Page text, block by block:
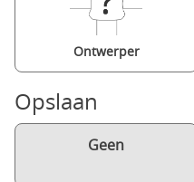
Ontwerper
Opslaan
Geen